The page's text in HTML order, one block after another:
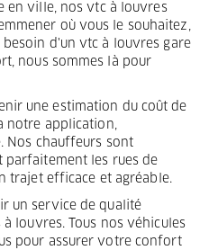
en ville, nos vtc à louvres
où vous le souhaitez,
d'un vtc à louvres gare
nous sommes là pour
une estimation du coût de
notre application,
Nos chauffeurs sont
parfaitement les rues de
trajet efficace et agréable.
un service de qualité
louvres. Tous nos véhicules
pour assurer votre confort